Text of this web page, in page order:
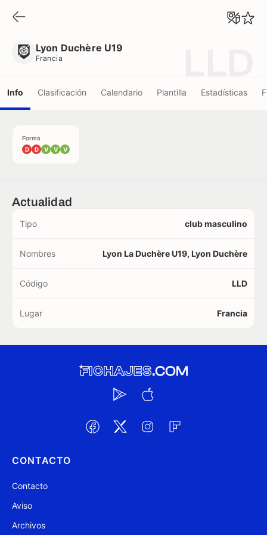
Lyon Duchère U19
Francia
Info Clasificación Calendario Plantilla Estadísticas
Forma
D D V V V
Actualidad
Tipo club masculino
Nombres Lyon La Duchère U19, Lyon Duchère
Código LLD
Lugar Francia
CONTACTO
Contacto
Aviso
Archivos